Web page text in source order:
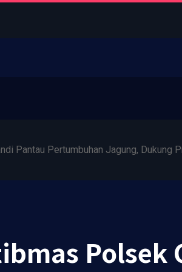
Pantau Pertumbuhan Jagung, Dukung
Polsek